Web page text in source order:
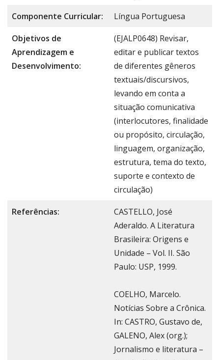
Componente Curricular: Língua Portuguesa
Objetivos de
Aprendizagem e
Desenvolvimento:
(EJALP0648) Revisar,
editar e publicar textos
de diferentes gêneros
textuais/discursivos,
levando em conta a
situação comunicativa
(interlocutores, finalidade
ou propósito, circulação,
linguagem, organização,
estrutura, tema do texto,
suporte e contexto de
circulação)
Referências:
CASTELLO, José
Aderaldo. A Literatura
Brasileira: Origens e
Unidade – Vol. II. São
Paulo: USP, 1999.
COELHO, Marcelo.
Notícias Sobre a Crônica.
In: CASTRO, Gustavo de,
GALENO, Alex (org.);
Jornalismo e literatura –